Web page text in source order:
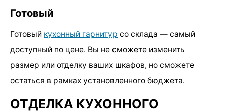
Готовый
Готовый кухонный гарнитур со склада — самый
доступный по цене. Вы не сможете изменить
размер или отделку ваших шкафов, но сможете
остаться в рамках установленного бюджета.
ОТДЕЛКА КУХОННОГО